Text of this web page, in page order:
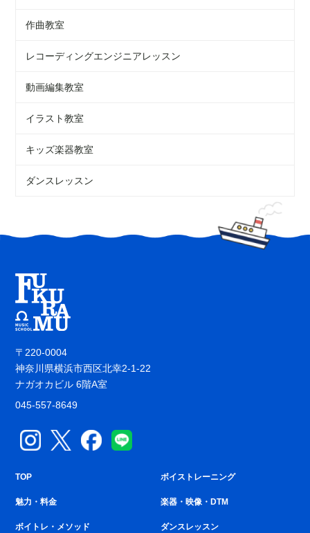
作曲教室
レコーディングエンジニアレッスン
動画編集教室
イラスト教室
キッズ楽器教室
ダンスレッスン
〒220-0004
神奈川県横浜市西区北幸2-1-22
ナガオカビル 6階A室
045-557-8649
TOP
魅力・料金
ボイトレ・メソッド
ボイストレーニング
楽器・映像・DTM
ダンスレッスン